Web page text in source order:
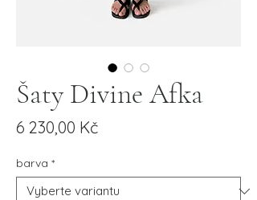
Šaty Divine Afka
6 230,00 KčCena
barva *